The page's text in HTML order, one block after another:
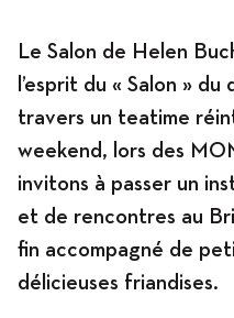
Le Salon de Helen
l’esprit du « Salon »
travers un teatime
weekend, lors des
invitons à passer un
et de rencontres au
fin accompagné de
délicieuses friandises.